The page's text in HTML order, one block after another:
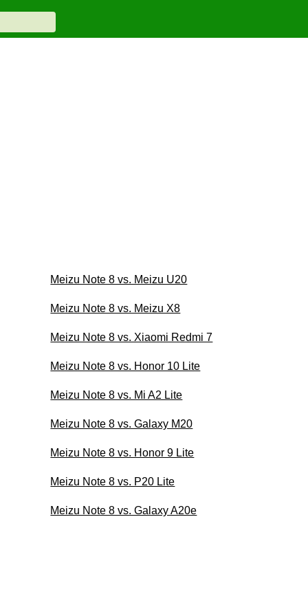
Meizu Note 8 vs. Meizu U20
Meizu Note 8 vs. Meizu X8
Meizu Note 8 vs. Xiaomi Redmi 7
Meizu Note 8 vs. Honor 10 Lite
Meizu Note 8 vs. Mi A2 Lite
Meizu Note 8 vs. Galaxy M20
Meizu Note 8 vs. Honor 9 Lite
Meizu Note 8 vs. P20 Lite
Meizu Note 8 vs. Galaxy A20e